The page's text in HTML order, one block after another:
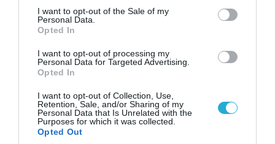
consent section.
I want to opt-out of the Sale of my
Personal Data.
Opted In
I want to opt-out of processing my
Personal Data for Targeted Advertising.
Opted In
I want to opt-out of Collection, Use,
Retention, Sale, and/or Sharing of my
Personal Data that Is Unrelated with the
Purposes for which it was collected.
Opted Out
λαστέξ ανάλογα ποιος το επικαλείται).
Στην επιστολή του Άντονι Μπλίνκεν δεν
είδαμε πουθενά να αναιρείται η επίσημα
αυτή γραμμή του State Department.
ΣΧΟΛΙΑΣΤΕ ΤΟ ΑΡΘΡΟ